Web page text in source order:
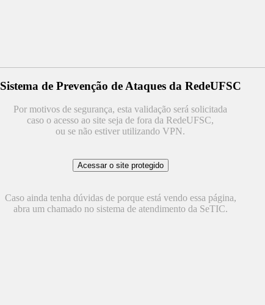
Sistema de Prevenção de Ataques da RedeUFSC
Por motivos de segurança, esta validação será solicitada
caso o acesso ao site seja de fora da RedeUFSC,
ou se não estiver utilizando VPN.
Caso ainda tenha dúvidas de porque está vendo essa página,
abra um chamado no sistema de atendimento da SeTIC.